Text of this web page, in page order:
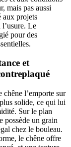
mais pas aussi
aux projets
l’usure. Le
pour des
et
chêne l’emporte sur
solide, ce qui lui
Sur le plan
possède un grain
chez le bouleau.
le chêne offre